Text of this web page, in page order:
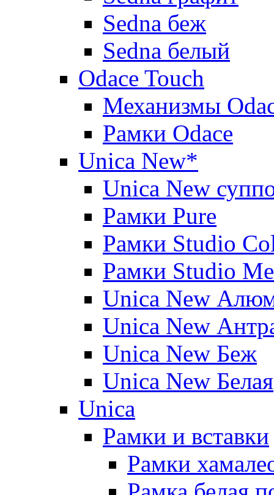
Sedna беж
Sedna белый
Odace Touch
Механизмы
Рамки Odace
Unica New*
Unica New
Рамки Pure
Рамки Studio
Рамки Studio
Unica New
Unica New
Unica New Беж
Unica New Белая
Unica
Рамки и вставки
Рамки